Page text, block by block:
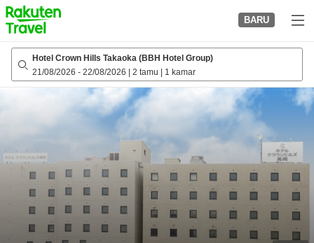
to
top
page
BARU
Hotel Crown Hills Takaoka (BBH Hotel Group)
21/08/2026 - 22/08/2026 2 tamu 1 kamar